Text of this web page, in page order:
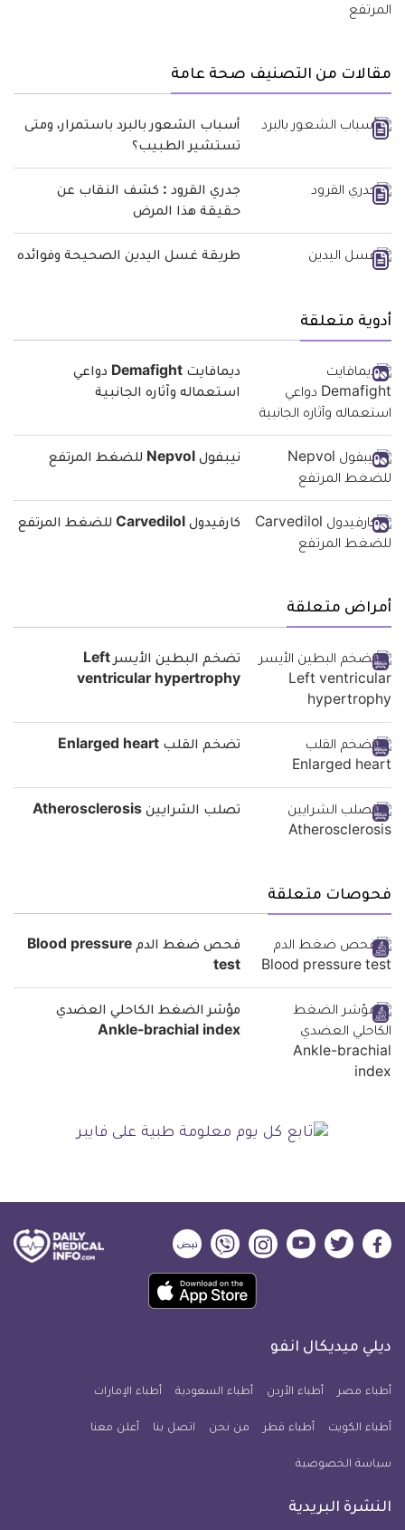
مقالات من التصنيف صحة عامة
أسباب الشعور بالبرد باستمرار، ومتى
تستشير الطبيب؟
جدري القرود : كشف النقاب عن
حقيقة هذا المرض
طريقة غسل اليدين الصحيحة وفوائده
أدوية متعلقة
ديمافايت Demafight دواعي
استعماله وآثاره الجانبية
نيبفول Nepvol للضغط المرتفع
كارفيدول Carvedilol للضغط المرتفع
أمراض متعلقة
تضخم البطين الأيسر Left
ventricular hypertrophy
تضخم القلب Enlarged heart
تصلب الشرايين Atherosclerosis
فحوصات متعلقة
فحص ضغط الدم Blood pressure
test
مؤشر الضغط الكاحلي العضدي
Ankle-brachial index
ديلي
فيسبوك
ديلي
تويتر
ديلي
ميديكال
يوتيوب
ديلي
ميديكال
انفو
ديلي
ميديكال
انفو
ديلي
ميديكال
انفو
حمل
تطبيق
معلومة
للآيفون
ديلي ميديكال انفو
أطباء مصر أطباء الأردن أطباء السعودية أطباء الإمارات
أطباء الكويت أطباء قطر من نحن اتصل بنا أعلن معنا
سياسة الخصوصية
النشرة البريدية